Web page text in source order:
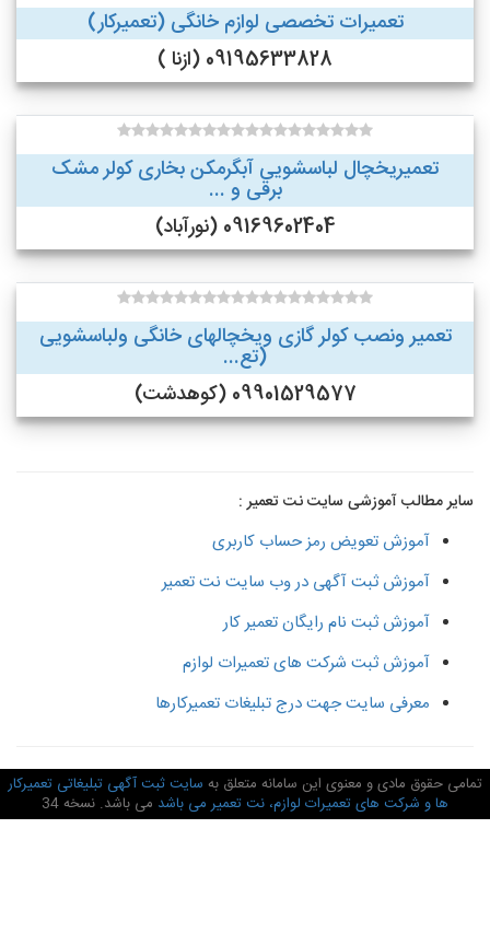
تعمیرات تخصصی لوازم خانگی (تعمیرکار)
09195633828 (ازنا )
تعمیریخچال لباسشویی آبگرمکن بخاری کولر مشک
برقی و ...
09169602404 (نورآباد)
تعمیر ونصب کولر گازی ویخچالهای خانگی ولباسشویی
(تع...
09901529577 (کوهدشت)
سایر مطالب آموزشی سایت نت تعمیر :
آموزش تعویض رمز حساب کاربری
آموزش ثبت آگهی در وب سایت نت تعمیر
آموزش ثبت نام رایگان تعمیر کار
آموزش ثبت شرکت های تعمیرات لوازم
معرفی سایت جهت درج تبلیغات تعمیرکارها
حقوق مادی و معنوی این سامانه متعلق به سایت ثبت آگهی تبلیغاتی تعمیرکار
ها و شرکت های تعمیرات لوازم، نت تعمیر می باشدمی باشد. نسخه 34